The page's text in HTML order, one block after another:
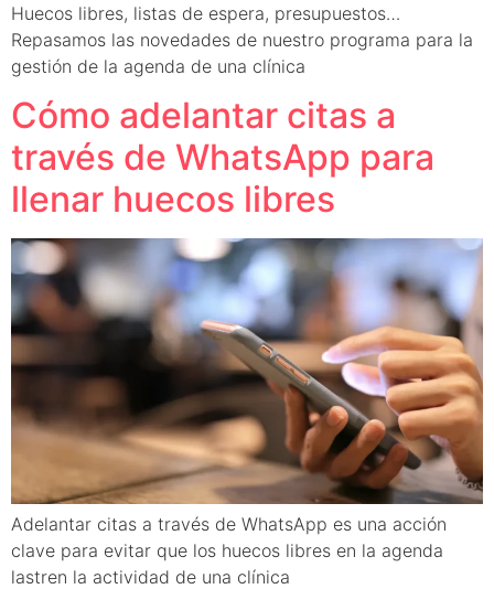
Huecos libres, listas de espera, presupuestos…
Repasamos las novedades de nuestro programa para la
gestión de la agenda de una clínica
Cómo adelantar citas a
través de WhatsApp para
llenar huecos libres
Adelantar citas a través de WhatsApp es una acción
clave para evitar que los huecos libres en la agenda
lastren la actividad de una clínica